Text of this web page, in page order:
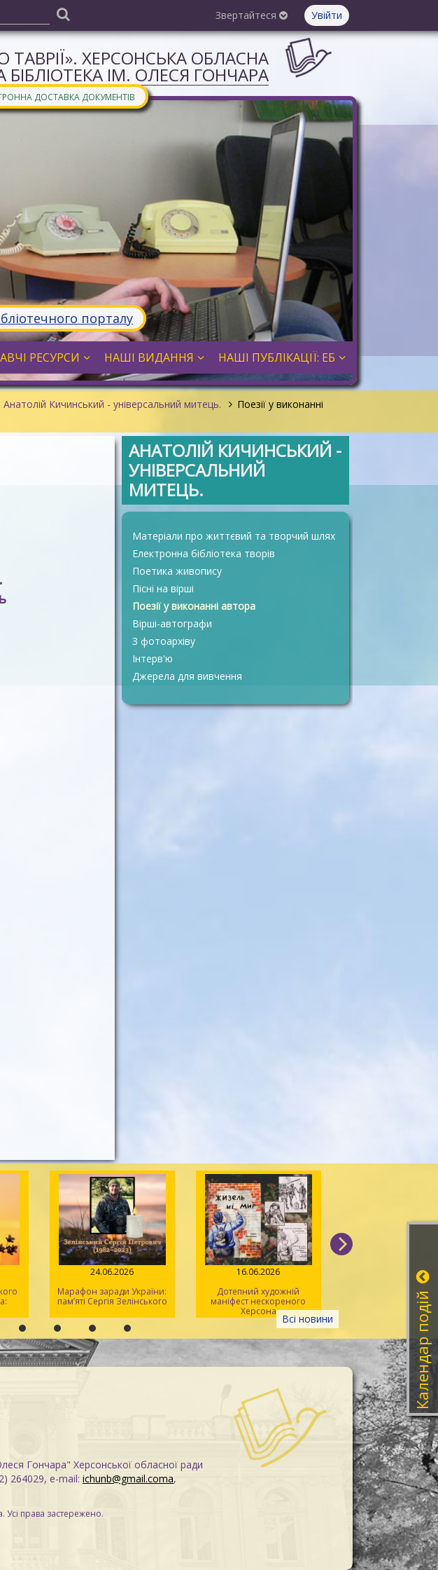
Звертайтеся Увійти
ХЕРСОНСЬКА ОБЛАСНА
ІМ. ОЛЕСЯ ГОНЧАРА
ДОСТАВКА ДОКУМЕНТІВ
порталу
РЕСУРСИ НАШІ ВИДАННЯ НАШІ ПУБЛІКАЦІЇ: ЕБ
Анатолій Кичинський - універсальний митець.
Поезії у виконанні
АНАТОЛІЙ КИЧИНСЬКИЙ -
УНІВЕРСАЛЬНИЙ
МИТЕЦЬ.
Матеріали про життєвий та творчий шлях
Електронна бібліотека творів
Поетика живопису
Пісні на вірші
Поезії у виконанні автора
Вірші-автографи
З фотоархіву
Інтерв'ю
Джерела для вивчення
Всі новини
24.06.2026
Марафон заради України:
пам’яті Сергія Зелінського
16.06.2026
Дотепний художній
маніфест нескореного
Херсона
08.06.2026
Літературна
херсонських
Гончара" Херсонської обласної ради
264029, e-mail: ichunb@gmail.coma,
Усі права застережено.
Календар подій